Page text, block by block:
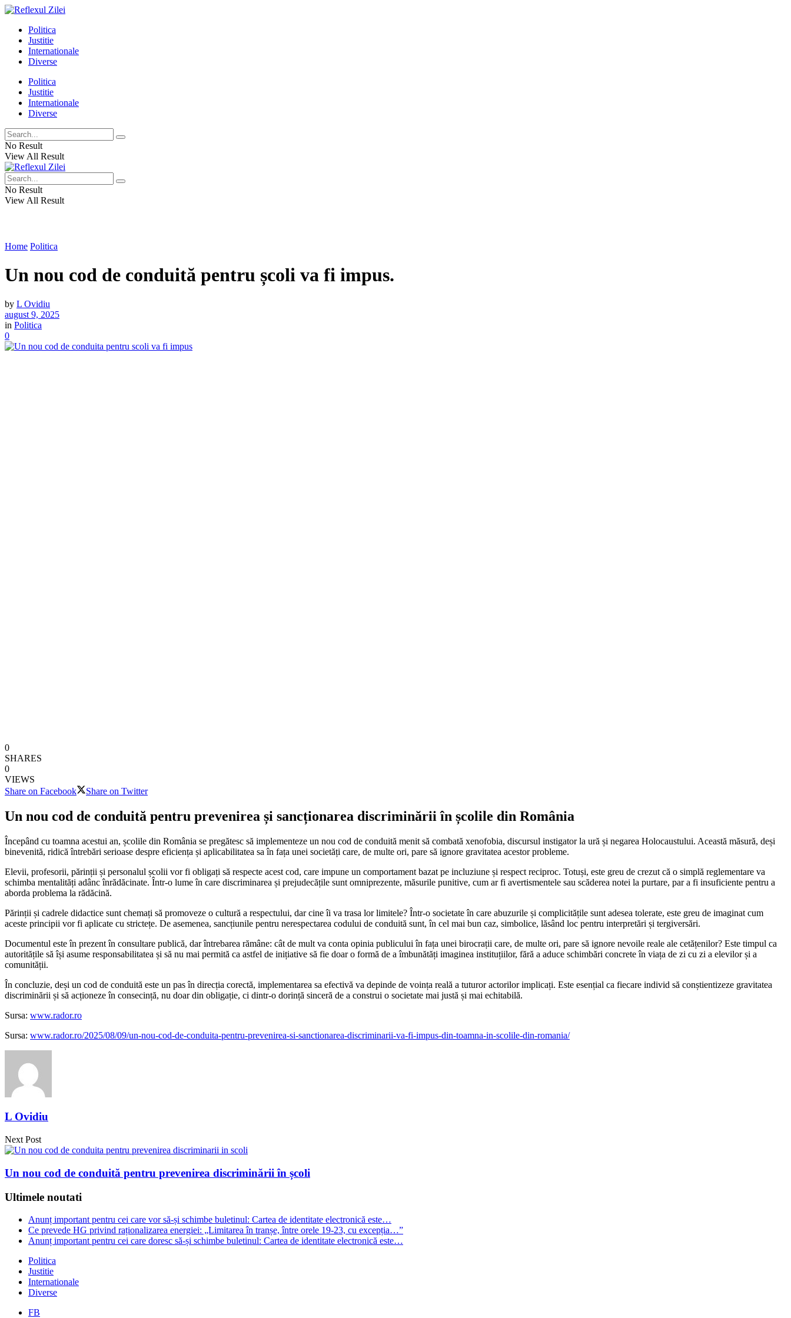
Politica
Justitie
Internationale
Diverse
Politica
Justitie
Internationale
Diverse
No Result
View All Result
No Result
View All Result
Home Politica
Un nou cod de conduită pentru școli va fi impus.
by L Ovidiu
august 9, 2025
in Politica
0
0
SHARES
0
VIEWS
Share on Facebook
Share on Twitter
Un nou cod de conduită pentru prevenirea și sancționarea discriminării în școlile din România
Începând cu toamna acestui an, școlile din România se pregătesc să implementeze un nou cod de conduită menit să combată xenofobia, discursul instigator la ură și negarea Holocaustului. Această măsură, deși
binevenită, ridică întrebări serioase despre eficiența și aplicabilitatea sa în fața unei societăți care, de multe ori, pare să ignore gravitatea acestor probleme.
Elevii, profesorii, părinții și personalul școlii vor fi obligați să respecte acest cod, care impune un comportament bazat pe incluziune și respect reciproc. Totuși, este greu de crezut că o simplă reglementare va
schimba mentalități adânc înrădăcinate. Într-o lume în care discriminarea și prejudecățile sunt omniprezente, măsurile punitive, cum ar fi avertismentele sau scăderea notei la purtare, par a fi insuficiente pentru a
aborda problema la rădăcină.
Părinții și cadrele didactice sunt chemați să promoveze o cultură a respectului, dar cine îi va trasa lor limitele? Într-o societate în care abuzurile și complicitățile sunt adesea tolerate, este greu de imaginat cum
aceste principii vor fi aplicate cu strictețe. De asemenea, sancțiunile pentru nerespectarea codului de conduită sunt, în cel mai bun caz, simbolice, lăsând loc pentru interpretări și tergiversări.
Documentul este în prezent în consultare publică, dar întrebarea rămâne: cât de mult va conta opinia publicului în fața unei birocrații care, de multe ori, pare să ignore nevoile reale ale cetățenilor? Este timpul ca
autoritățile să își asume responsabilitatea și să nu mai permită ca astfel de inițiative să fie doar o formă de a îmbunătăți imaginea instituțiilor, fără a aduce schimbări concrete în viața de zi cu zi a elevilor și a
comunității.
În concluzie, deși un cod de conduită este un pas în direcția corectă, implementarea sa efectivă va depinde de voința reală a tuturor actorilor implicați. Este esențial ca fiecare individ să conștientizeze gravitatea
discriminării și să acționeze în consecință, nu doar din obligație, ci dintr-o dorință sinceră de a construi o societate mai justă și mai echitabilă.
Sursa: www.rador.ro
Sursa: www.rador.ro/2025/08/09/un-nou-cod-de-conduita-pentru-prevenirea-si-sanctionarea-discriminarii-va-fi-impus-din-toamna-in-scolile-din-romania/
L Ovidiu
Next Post
Un nou cod de conduită pentru prevenirea discriminării în școli
Ultimele noutati
Anunț important pentru cei care vor să-și schimbe buletinul: Cartea de identitate electronică este…
Ce prevede HG privind raționalizarea energiei: „Limitarea în tranșe, între orele 19-23, cu excepția…”
Anunț important pentru cei care doresc să-și schimbe buletinul: Cartea de identitate electronică este…
Politica
Justitie
Internationale
Diverse
FB